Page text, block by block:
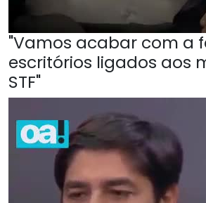
"Vamos acabar com a
escritórios ligados aos
STF"